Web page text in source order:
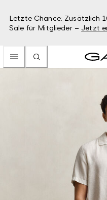
Letzte Chance: Zusätzlich
Sale für Mitglieder – Jetzt